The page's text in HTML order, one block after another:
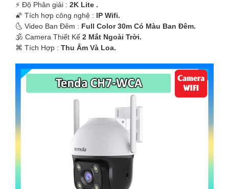
️⚡ Độ Phân giải : 2K Lite .
🌠 Tích hợp công nghệ : IP Wifi.
🌜 Video Ban Đêm : Full Color 30m Có Màu Ban Ðêm.
🕉️ Camera Thiết Kế 2 Mắt Ngoài Trời.
️⌘ Tích Hợp : Thu Âm Và Loa.